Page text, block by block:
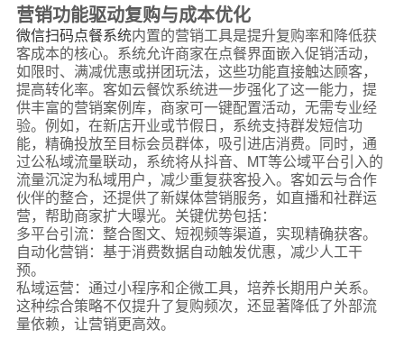
营销功能驱动复购与成本优化
微信扫码点餐系统内置的营销工具是提升复购率和降低获
客成本的核心。系统允许商家在点餐界面嵌入促销活动，
如限时、满减优惠或拼团玩法，这些功能直接触达顾客，
提高转化率。客如云餐饮系统进一步强化了这一能力，提
供丰富的营销案例库，商家可一键配置活动，无需专业经
验。例如，在新店开业或节假日，系统支持群发短信功
能，精确投放至目标会员群体，吸引进店消费。同时，通
过公私域流量联动，系统将从抖音、MT等公域平台引入的
流量沉淀为私域用户，减少重复获客投入。客如云与合作
伙伴的整合，还提供了新媒体营销服务，如直播和社群运
营，帮助商家扩大曝光。关键优势包括：
多平台引流：整合图文、短视频等渠道，实现精确获客。
自动化营销：基于消费数据自动触发优惠，减少人工干
预。
私域运营：通过小程序和企微工具，培养长期用户关系。
这种综合策略不仅提升了复购频次，还显著降低了外部流
量依赖，让营销更高效。